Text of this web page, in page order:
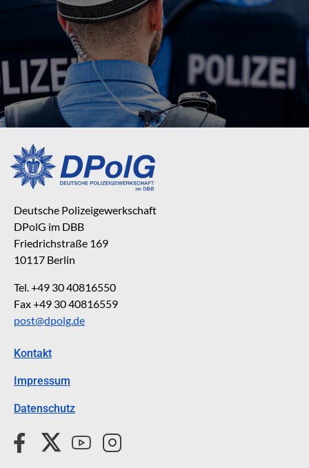
Deutsche Polizeigewerkschaft
DPolG im DBB
Friedrichstraße 169
10117 Berlin
Tel. +49 30 40816550
Fax +49 30 40816559
post@dpolg.de
Kontakt
Impressum
Datenschutz